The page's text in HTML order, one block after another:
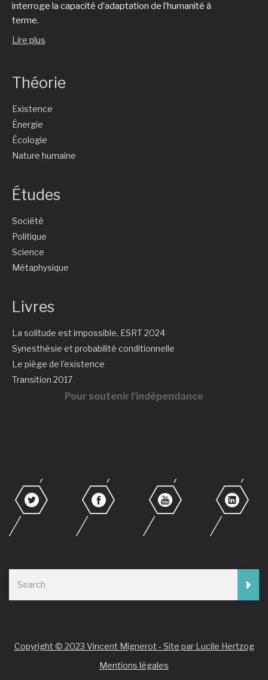
interroge la capacité d’adaptation de l’humanité à
terme.
Lire plus
Théorie
Existence
Énergie
Écologie
Nature humaine
Études
Société
Politique
Science
Métaphysique
Livres
La solitude est impossible, ESRT 2024
Synesthésie et probabilité conditionnelle
Le piège de l'existence
Transition 2017
Pour soutenir l'indépendance
Copyright © 2023 Vincent Mignerot - Site par Lucile Hertzog
Mentions légales